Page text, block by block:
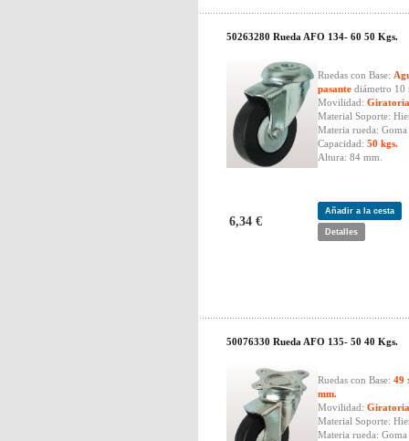
50263280 Rueda AFO 134- 60 50 Kgs.
Ruedas con Base:
pasante diámetro 10
Movilidad: Giratoria
Material Soporte:
Materia rueda: Goma
Capacidad: 50 kgs.
Altura: 84 mm.
6,34 €
Añadir a la cesta
Detalles
50076330 Rueda AFO 135- 50 40 Kgs.
Ruedas con Base: 49
mm.
Movilidad: Giratoria
Material Soporte:
Materia rueda: Goma